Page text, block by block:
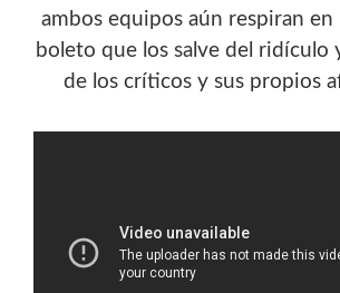
ambos equipos aún respiran en
boleto que los salve del ridículo
de los críticos y sus propios